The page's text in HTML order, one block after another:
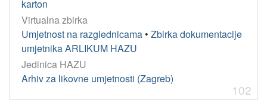
karton
Virtualna zbirka
Umjetnost na razglednicama • Zbirka dokumentacije
umjetnika ARLIKUM HAZU
Jedinica HAZU
Arhiv za likovne umjetnosti (Zagreb)
102